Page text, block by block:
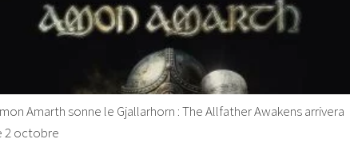
Amarth sonne le Gjallarhorn : The Allfather Awakens arrivera
2 octobre